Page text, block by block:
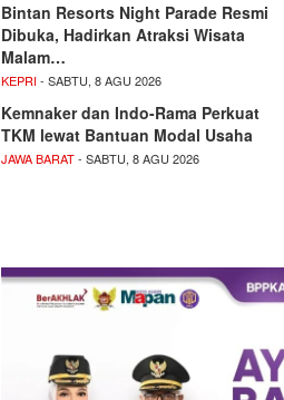
Bintan Resorts Night Parade Resmi
Dibuka, Hadirkan Atraksi Wisata
Malam…
KEPRI- SABTU, 8 AGU 2026
Kemnaker dan Indo-Rama Perkuat
TKM lewat Bantuan Modal Usaha
JAWA BARAT- SABTU, 8 AGU 2026